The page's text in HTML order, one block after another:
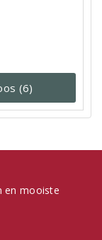
(6)
en mooiste